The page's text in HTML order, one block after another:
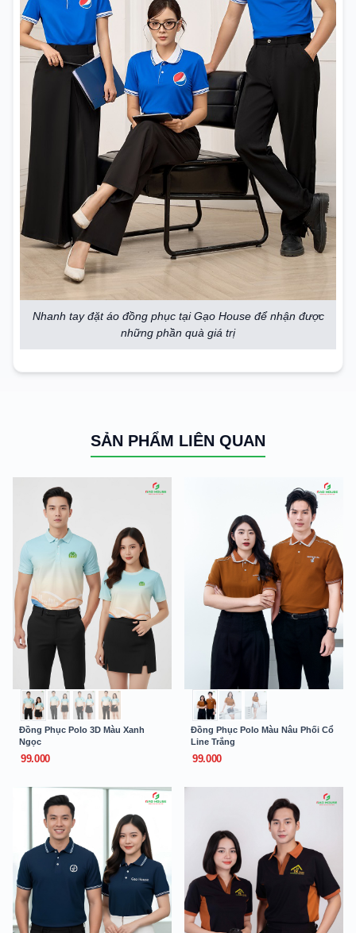
Nhanh tay đặt áo đồng phục tại Gạo House để nhận được
những phần quà giá trị
SẢN PHẨM LIÊN QUAN
Đồng Phục Polo 3D Màu Xanh
Ngọc
99.000
Đồng Phục Polo Màu Nâu Phối Cổ
Line Trắng
99.000